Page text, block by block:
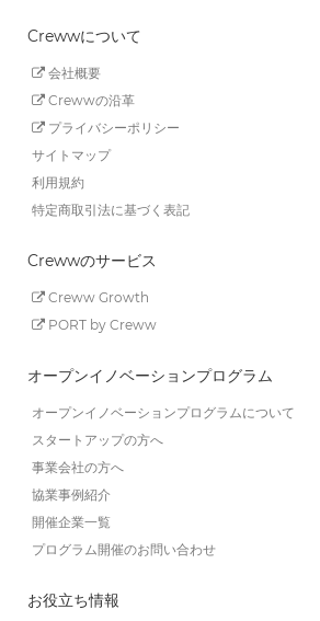
Crewwについて
会社概要
Crewwの沿革
プライバシーポリシー
サイトマップ
利用規約
特定商取引法に基づく表記
Crewwのサービス
Creww Growth
PORT by Creww
オープンイノベーションプログラム
オープンイノベーションプログラムについて
スタートアップの方へ
事業会社の方へ
協業事例紹介
開催企業一覧
プログラム開催のお問い合わせ
お役立ち情報